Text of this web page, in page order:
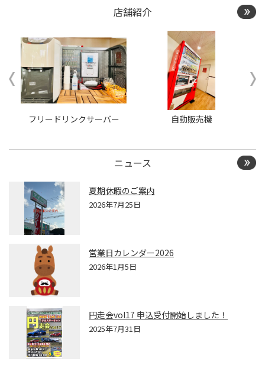
店舗紹介
フリードリンクサーバー 自動販売機
ニュース
夏期休暇のご案内
2026年7月25日
営業日カレンダー2026
2026年1月5日
円走会vol17 申込受付開始しました！
2025年7月31日